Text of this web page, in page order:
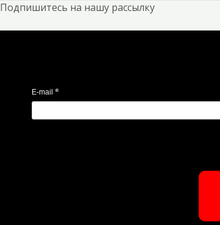
Подпишитесь на нашу рассылку
E-mail *